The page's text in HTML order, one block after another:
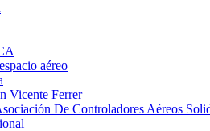
aéreo
Vicente Ferrer
De Controladores Aéreos